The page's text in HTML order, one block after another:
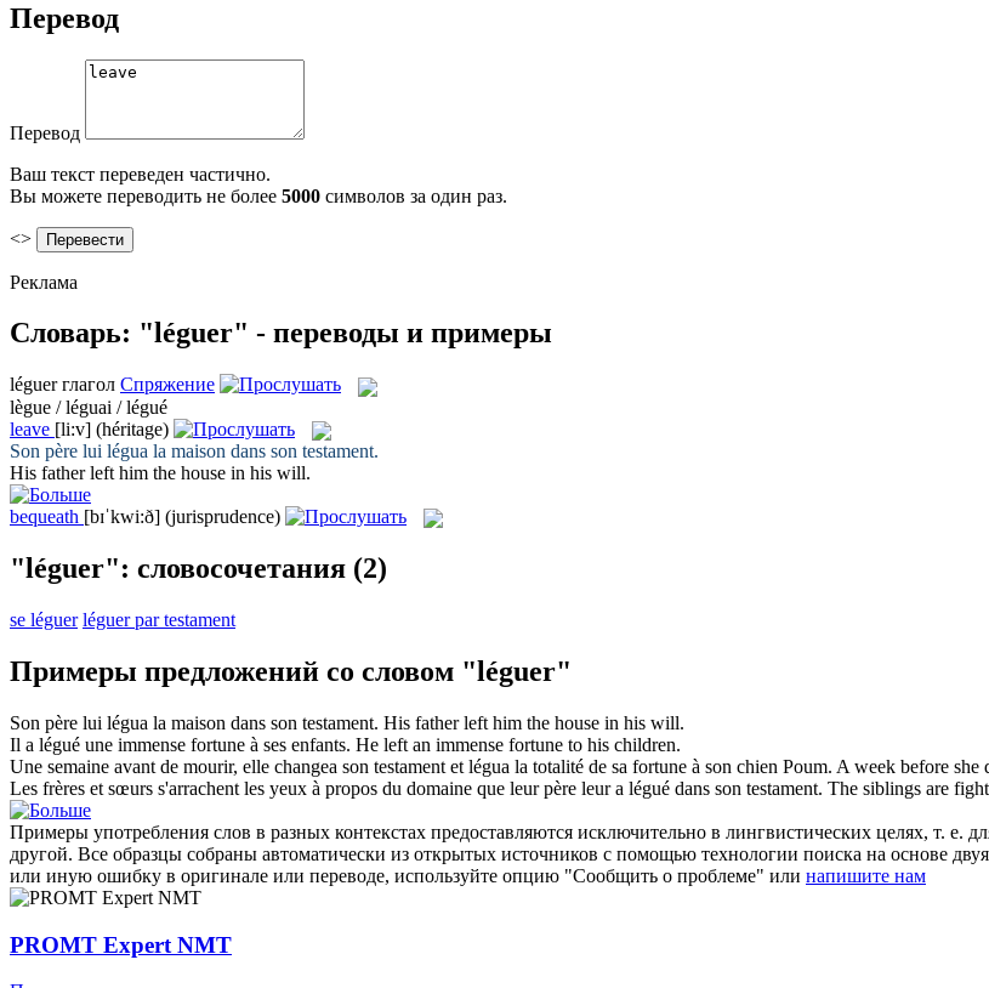
Перевод
Перевод
Ваш текст переведен частично.
Вы можете переводить не более 5000 символов за один раз.
<>
Реклама
Словарь: "léguer" - переводы и примеры
léguer глагол Спряжение
lègue / léguai / légué
leave [li:v] (héritage)
Son père lui légua la maison dans son testament.
His fatherleft him the house in his will.
bequeath [bɪˈkwi:ð] (jurisprudence)
"léguer": словосочетания (2)
se léguer léguer par testament
Примеры предложений со словом "léguer"
Son père lui légua la maison dans son testament. His fatherleft him the house in his will.
Il a légué une immense fortune à ses enfants. He left an immense fortune to his children.
Une semaine avant de mourir, elle changea son testament et légua la totalité de sa fortune à son chien Poum. A week before she
Les frères et sœurs s'arrachent les yeux à propos du domaine que leur père leur a légué dans son testament. The siblings are
Примеры употребления слов в разных контекстах предоставляются исключительно в лингвистических целях, т. е.
другой. Все образцы собраны автоматически из открытых источников с помощью технологии поиска на основе
или иную ошибку в оригинале или переводе, используйте опцию "Сообщить о проблеме" или напишите нам
PROMT Expert NMT